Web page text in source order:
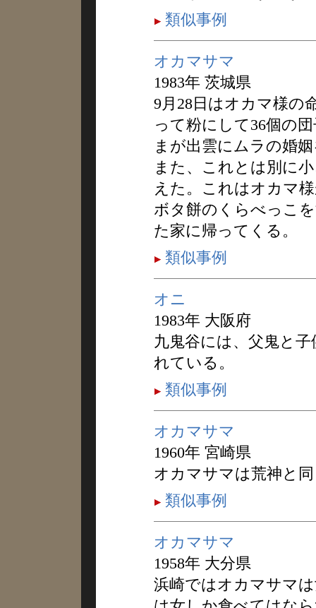
類似事例
オカマサマ
1983年 茨城県
9月28日はオカマ様の
って粉にして36個の
まが出雲にムラの婚
また、これとは別に
えた。これはオカマ
ボタ餅のくらべっこ
た家に帰ってくる。
類似事例
オニ
1983年 大阪府
九鬼谷には、父鬼と
れている。
類似事例
オカマサマ
1960年 宮崎県
オカマサマは荒神と
類似事例
オカマサマ
1958年 大分県
浜崎ではオカマサマ